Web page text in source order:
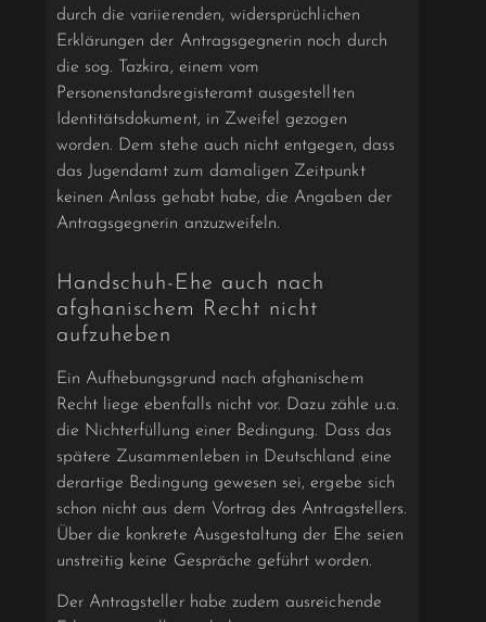
durch die variierenden, widersprüchlichen
Erklärungen der Antragsgegnerin noch durch
die sog. Tazkira, einem vom
Personenstandsregisteramt ausgestellten
Identitätsdokument, in Zweifel gezogen
worden. Dem stehe auch nicht entgegen, dass
das Jugendamt zum damaligen Zeitpunkt
keinen Anlass gehabt habe, die Angaben der
Antragsgegnerin anzuzweifeln.
Handschuh-Ehe auch nach
afghanischem Recht nicht
aufzuheben
Ein Aufhebungsgrund nach afghanischem
Recht liege ebenfalls nicht vor. Dazu zähle u.a.
die Nichterfüllung einer Bedingung. Dass das
spätere Zusammenleben in Deutschland eine
derartige Bedingung gewesen sei, ergebe sich
schon nicht aus dem Vortrag des Antragstellers.
Über die konkrete Ausgestaltung der Ehe seien
unstreitig keine Gespräche geführt worden.
Der Antragsteller habe zudem ausreichende